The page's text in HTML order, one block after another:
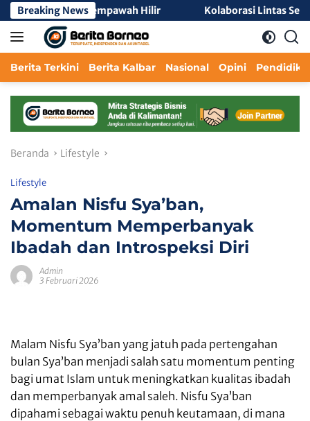
Langsung
ke
konten
Breaking News
Negeri 2 Mempawah Hilir Kolaborasi Lintas Sektor
Berita Terkini Berita Kalbar Nasional Opini
Beranda Lifestyle
Lifestyle
Amalan Nisfu Sya’ban,
Momentum Memperbanyak
Ibadah dan Introspeksi Diri
Admin
3 Februari 2026
Malam Nisfu Sya’ban yang jatuh pada pertengahan
bulan Sya’ban menjadi salah satu momentum penting
bagi umat Islam untuk meningkatkan kualitas ibadah
dan memperbanyak amal saleh. Nisfu Sya’ban
dipahami sebagai waktu penuh keutamaan, di mana